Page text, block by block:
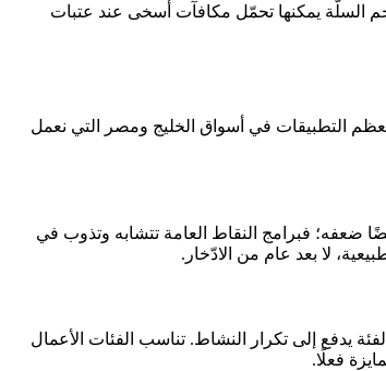
السلّة يمكنها تحمّل مكافآت أسخى عند عتبات
التطبيقات في أسواق الخليج ومصر التي نعمل
ضعفه؛ فبرامج النقاط العامة تتشابه وتذوب في
يدفع إلى تكرار النشاط. تناسب الفئات الأعمال
فعلًا.